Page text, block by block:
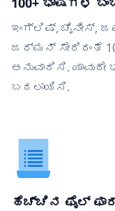
ಇಂಗ್ಲಿಷ್, ಚೈನೀಸ್,
ಜರ್ಮನ್ ಸೇರಿದಂತೆ
ಅನುವಾದಿಸಿ.
ಬದಲಾಯಿಸಿ.
ಹೆಚ್ಚಿನ ಫೈಲ್